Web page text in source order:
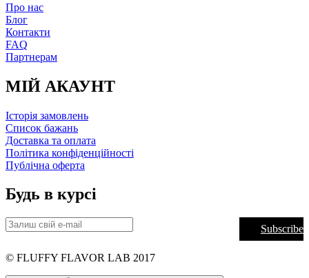
Про нас
Блог
Контакти
FAQ
Партнерам
МІЙ АКАУНТ
Історія замовлень
Список бажань
Доставка та оплата
Політика конфіденційності
Публічна оферта
Будь в курсі
Subscribe
© FLUFFY FLAVOR LAB 2017